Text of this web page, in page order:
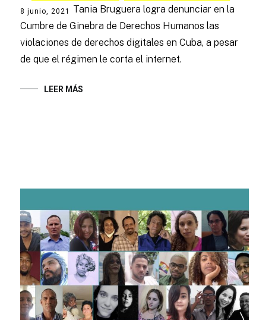
8 junio, 2021
Tania Bruguera logra denunciar en la
Cumbre de Ginebra de Derechos Humanos las
violaciones de derechos digitales en Cuba, a pesar
de que el régimen le corta el internet.
LEER MÁS